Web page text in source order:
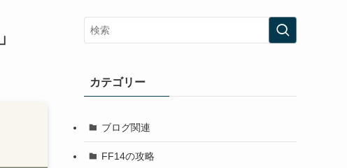
カテゴリー
ブログ関連
FF14の攻略